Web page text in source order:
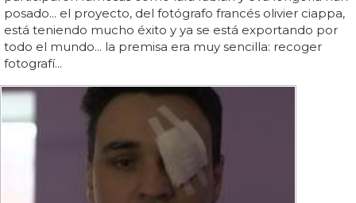
posado... el proyecto, del fotógrafo francés olivier ciappa,
está teniendo mucho éxito y ya se está exportando por
todo el mundo... la premisa era muy sencilla: recoger
fotografí...